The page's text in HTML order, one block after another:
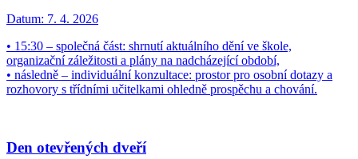
Datum: 7. 4. 2026
• 15:30 – společná část: shrnutí aktuálního dění ve škole,
organizační záležitosti a plány na nadcházející období,
• následně – individuální konzultace: prostor pro osobní dotazy a
rozhovory s třídními učitelkami ohledně prospěchu a chování.
Den otevřených dveří